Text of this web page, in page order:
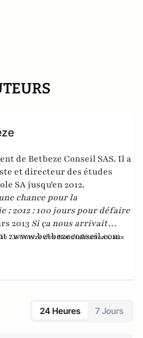
de Betbeze Conseil SAS. Il a
et directeur des études
SA jusqu'en 2012.
chance pour la
; 2012 : 100 jours pour défaire
2013 Si ça nous arrivait
La Guerre des Mondialisations, aux
France, ce malade imaginaire"
:www.betbezeconseil.com
24 Heures 7 Jours